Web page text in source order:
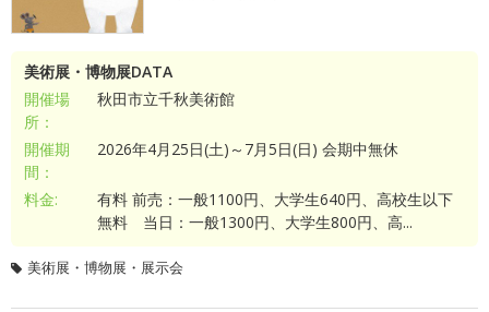
美術展・博物展DATA
開催場
所：
秋田市立千秋美術館
開催期
間：
2026年4月25日(土)～7月5日(日) 会期中無休
料金:
有料 前売：一般1100円、大学生640円、高校生以下
無料 当日：一般1300円、大学生800円、高...
美術展・博物展・展示会